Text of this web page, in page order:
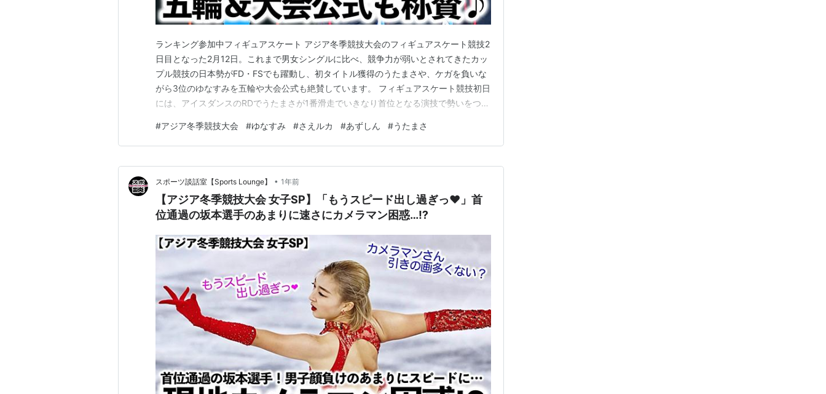
ランキング参加中フィギュアスケート アジア冬季競技大会のフィギュアスケート競技2
日目となった2月12日。これまで男女シングルに比べ、競争力が弱いとされてきたカッ
プル競技の日本勢がFD・FSでも躍動し、初タイトル獲得のうたまさや、ケガを負いな
がら3位のゆなすみを五輪や大会公式も絶賛しています。 フィギュアスケート競技初日
には、アイスダンスのRDでうたまさが1番滑走でいきなり首位となる演技で勢いをつけ
本のカップル競技勢が躍動し、ファンの方々から歓喜の声が上がっていました。 この
日の夕方に行なわれたアイスダンスのFDでは…
#アジア冬季競技大会 #ゆなすみ #さえルカ #あずしん #うたまさ
スポーツ談話室【Sports Lounge】 • 1年前
【アジア冬季競技大会 女子SP】「もうスピード出し過ぎっ❤︎」首
位通過の坂本選手のあまりに速さにカメラマン困惑…⁉︎